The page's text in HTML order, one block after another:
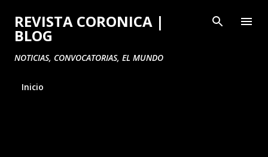
Ir al contenido principal
REVISTA CORONICA |
BLOG
NOTICIAS, CONVOCATORIAS, EL MUNDO
Inicio